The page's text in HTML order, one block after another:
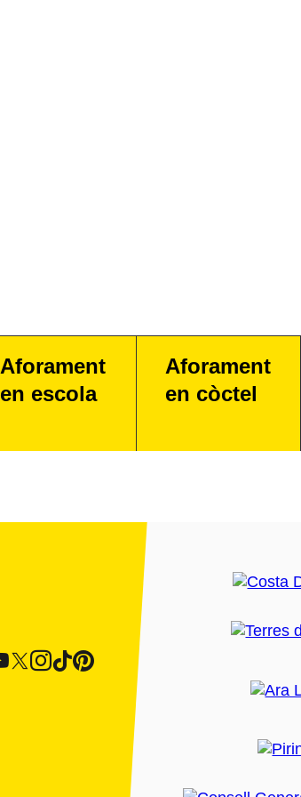
Aforament
en escola
Aforament
en còctel